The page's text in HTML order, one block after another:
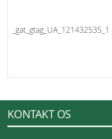
_gat_gtag_UA_121432535_1
KONTAKT OS